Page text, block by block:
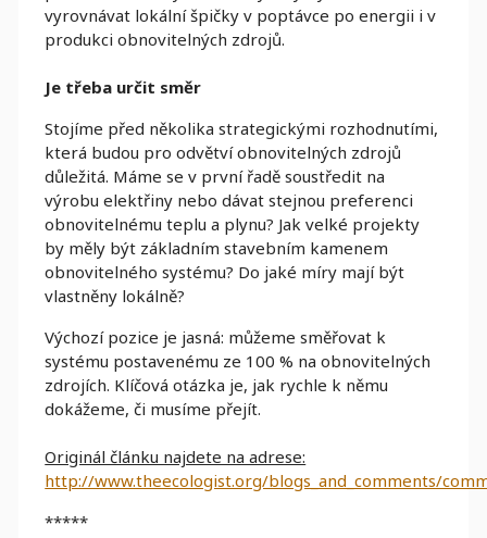
vyrovnávat lokální špičky v poptávce po energii i v
produkci obnovitelných zdrojů.
Je třeba určit směr
Stojíme před několika strategickými rozhodnutími,
která budou pro odvětví obnovitelných zdrojů
důležitá. Máme se v první řadě soustředit na
výrobu elektřiny nebo dávat stejnou preferenci
obnovitelnému teplu a plynu? Jak velké projekty
by měly být základním stavebním kamenem
obnovitelného systému? Do jaké míry mají být
vlastněny lokálně?
Výchozí pozice je jasná: můžeme směřovat k
systému postavenému ze 100 % na obnovitelných
zdrojích. Klíčová otázka je, jak rychle k němu
dokážeme, či musíme přejít.
Originál článku najdete na adrese:
http://www.theecologist.org/blogs_and_comments/
*****